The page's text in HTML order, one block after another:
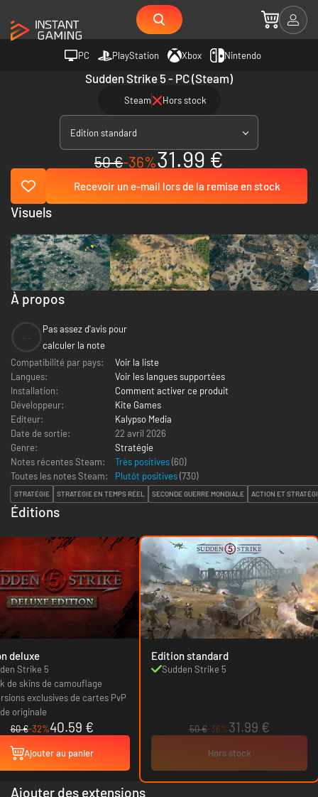
PC PlayStation Xbox Nintendo
Sudden Strike 5 - PC (Steam)
Steam Hors stock
Edition standard
50 €-36%31.99 €
Recevoir un e-mail lors de la remise en stock
À propos
Pas assez d'avis pour
calculer la note
Compatibilité par pays:
Voir la liste
Langues:
Voir les langues supportées
Installation:
Comment activer ce produit
Développeur:
Kite Games
Editeur:
Kalypso Media
Date de sortie:
22 avril 2026
Genre:
Stratégie
Notes récentes Steam:
Très positives(60)
Toutes les notes Steam:
Plutôt positives(730)
STRATÉGIE STRATÉGIE EN TEMPS RÉEL SECONDE GUERRE MONDIALE ACTION ET
Éditions
deluxe
Strike 5
de skins de camouflage
exclusives de cartes PvP
originale
60 €-32%40.59 €
Ajouter au panier
Edition standard
Sudden Strike 5
50 €-36%31.99 €
Hors stock
Ajouter des extensions
Visuels